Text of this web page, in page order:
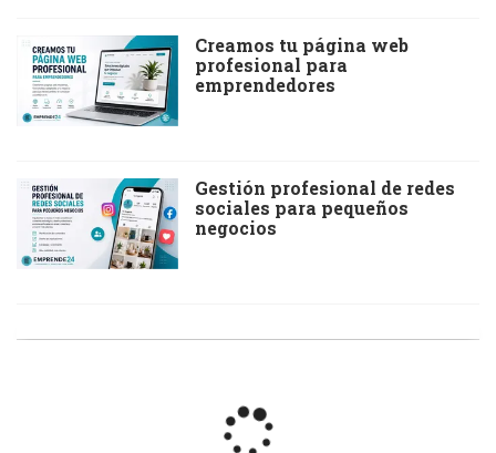
Creamos tu página web
profesional para
emprendedores
Gestión profesional de redes
sociales para pequeños
negocios